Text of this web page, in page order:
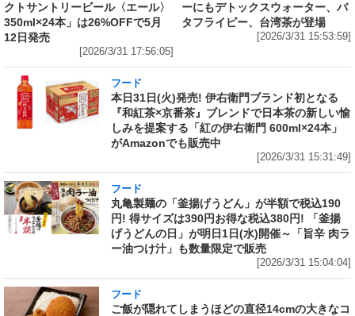
クトサントリービール〈エール〉
350ml×24本」は26%OFFで5月
12日発売
[2026/3/31 17:56:05]
ーにもデトックスウォーター、バ
タフライピー、台湾茶が登場
[2026/3/31 15:53:59]
フード
本日31日(火)発売! 伊右衛門ブランド初となる
『和紅茶×京番茶』ブレンドで日本茶の新しい愉
しみを提案する「紅の伊右衛門 600ml×24本」
がAmazonでも販売中
[2026/3/31 15:31:49]
フード
丸亀製麺の「釜揚げうどん」が半額で税込190
円! 得サイズは390円お得な税込380円! 「釜揚
げうどんの日」が明日1日(水)開催～「旨辛 肉ラ
ー油つけ汁」も数量限定で販売
[2026/3/31 15:04:04]
フード
ご飯が隠れてしまうほどの直径14cmの大きなコ